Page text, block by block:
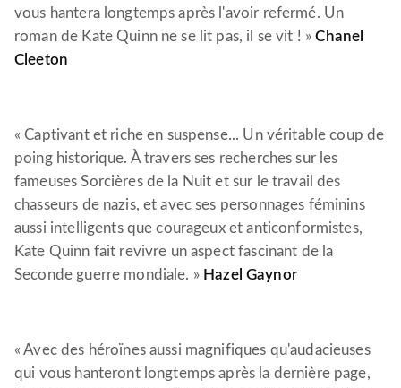
vous hantera longtemps après l'avoir refermé. Un
roman de Kate Quinn ne se lit pas, il se vit ! »Chanel
Cleeton
« Captivant et riche en suspense... Un véritable coup de
poing historique. À travers ses recherches sur les
fameuses Sorcières de la Nuit et sur le travail des
chasseurs de nazis, et avec ses personnages féminins
aussi intelligents que courageux et anticonformistes,
Kate Quinn fait revivre un aspect fascinant de la
Seconde guerre mondiale. » Hazel Gaynor
« Avec des héroïnes aussi magnifiques qu'audacieuses
qui vous hanteront longtemps après la dernière page,